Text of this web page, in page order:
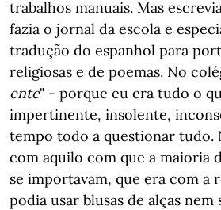
trabalhos manuais. Mas
fazia o jornal da escola e
tradução do espanhol para
religiosas e de poemas. No
ente" - porque eu era tudo o
impertinente, insolente,
tempo todo a questionar tudo.
com aquilo com que a maioria
se importavam, que era com a
podia usar blusas de alças nem